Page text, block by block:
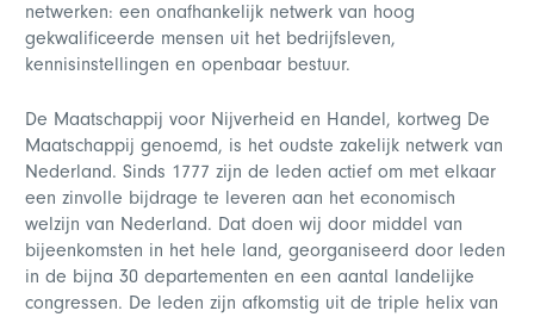
netwerken: een onafhankelijk netwerk van hoog
gekwalificeerde mensen uit het bedrijfsleven,
kennisinstellingen en openbaar bestuur.
De Maatschappij voor Nijverheid en Handel, kortweg De
Maatschappij genoemd, is het oudste zakelijk netwerk van
Nederland. Sinds 1777 zijn de leden actief om met elkaar
een zinvolle bijdrage te leveren aan het economisch
welzijn van Nederland. Dat doen wij door middel van
bijeenkomsten in het hele land, georganiseerd door leden
in de bijna 30 departementen en een aantal landelijke
congressen. De leden zijn afkomstig uit de triple helix van